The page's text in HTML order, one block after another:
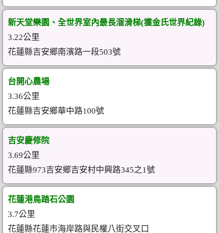
新天堂樂園、全世界室內最長溜滑梯(獲金氏世界紀錄)
3.22公里
花蓮縣吉安鄉南濱路一段503號
台開心農場
3.36公里
花蓮縣吉安鄉華中路100號
吉安慶修院
3.69公里
花蓮縣973吉安鄉吉安村中興路345之1號
花蓮港鳥踏石公園
3.7公里
花蓮縣花蓮市海岸路與民權八街交叉口